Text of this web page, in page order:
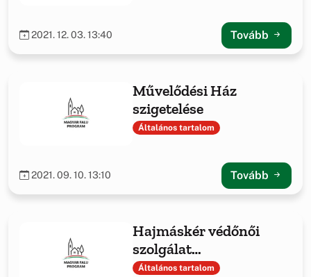
2021. 12. 03. 13:40 Tovább
Művelődési Ház
szigetelése
Általános tartalom
2021. 09. 10. 13:10 Tovább
Hajmáskér védőnői
szolgálat
eszközbeszerzés
Általános tartalom